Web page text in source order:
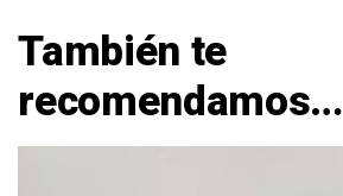
También te
recomendamos…